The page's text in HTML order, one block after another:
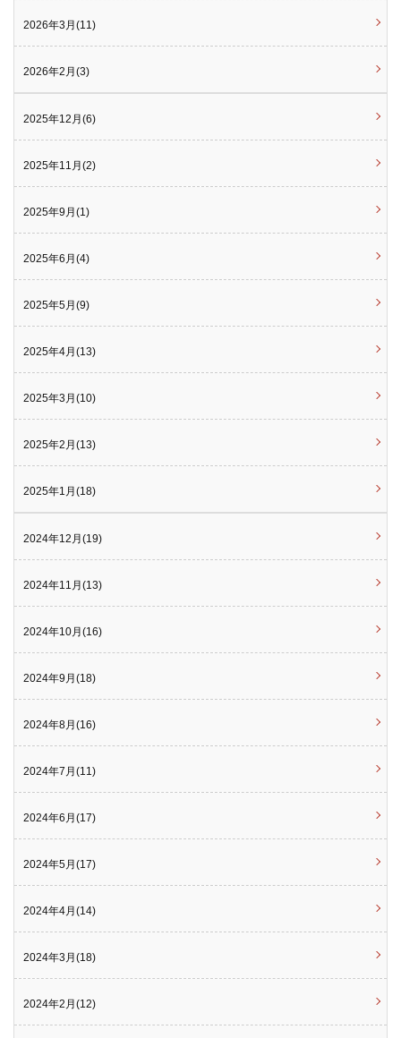
2026年3月(11)
2026年2月(3)
2025年12月(6)
2025年11月(2)
2025年9月(1)
2025年6月(4)
2025年5月(9)
2025年4月(13)
2025年3月(10)
2025年2月(13)
2025年1月(18)
2024年12月(19)
2024年11月(13)
2024年10月(16)
2024年9月(18)
2024年8月(16)
2024年7月(11)
2024年6月(17)
2024年5月(17)
2024年4月(14)
2024年3月(18)
2024年2月(12)